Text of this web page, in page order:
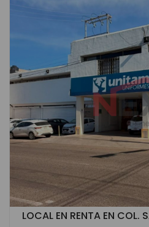
LOCAL EN RENTA EN COL.